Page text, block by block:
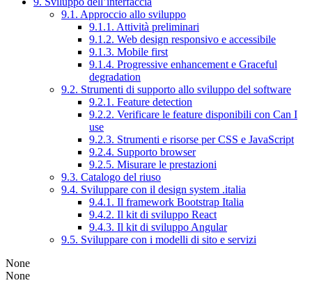
9.1. Approccio allo sviluppo
9.1.1. Attività preliminari
9.1.2. Web design responsivo e accessibile
9.1.3. Mobile first
9.1.4. Progressive enhancement e Graceful
degradation
9.2. Strumenti di supporto allo sviluppo del software
9.2.1. Feature detection
9.2.2. Verificare le feature disponibili con Can I
use
9.2.3. Strumenti e risorse per CSS e JavaScript
9.2.4. Supporto browser
9.2.5. Misurare le prestazioni
9.3. Catalogo del riuso
9.4. Sviluppare con il design system .italia
9.4.1. Il framework Bootstrap Italia
9.4.2. Il kit di sviluppo React
9.4.3. Il kit di sviluppo Angular
9.5. Sviluppare con i modelli di sito e servizi
None
None